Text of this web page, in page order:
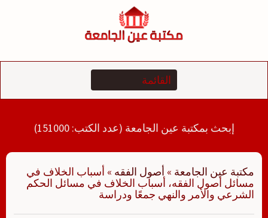
إبحث بمكتبة عين الجامعة (عدد الكتب: 151000)
مكتبة عين الجامعة » أصول الفقه » أسباب الخلاف في
مسائل أصول الفقه، أسباب الخلاف في مسائل الحكم
الشرعي والأمر والنهي جمعًا ودراسة